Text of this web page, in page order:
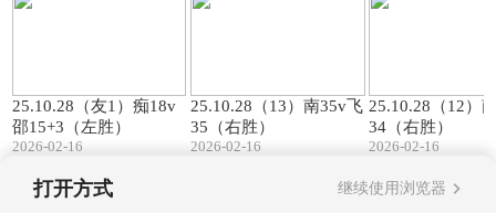
25.10.28（友1）痴18v
邵15+3（左胜）
2026-02-16
25.10.28（13）南35v飞
35（右胜）
2026-02-16
25.10.28（12）
34（右胜）
2026-02-16
打开方式 继续使用浏览器